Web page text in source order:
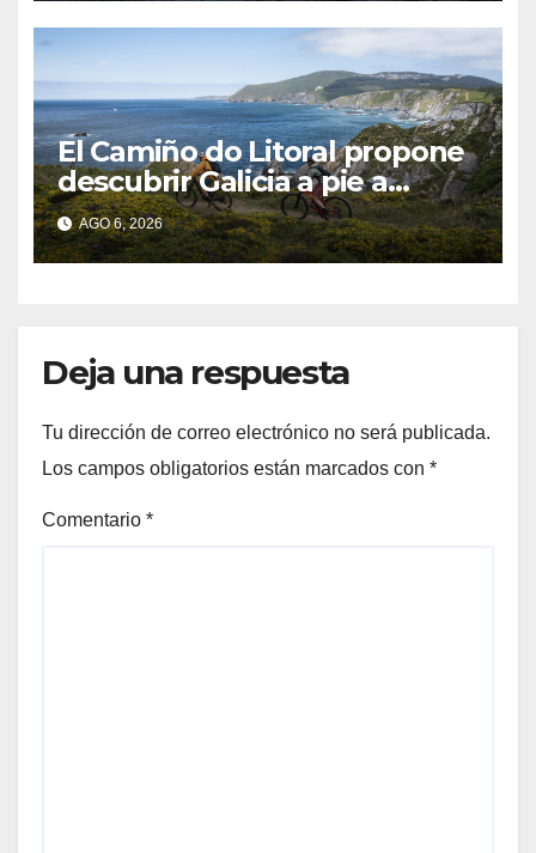
El Camiño do Litoral propone
descubrir Galicia a pie a
través de más de 1.300
kilómetros
AGO 6, 2026
Deja una respuesta
Tu dirección de correo electrónico no será publicada.
Los campos obligatorios están marcados con *
Comentario *